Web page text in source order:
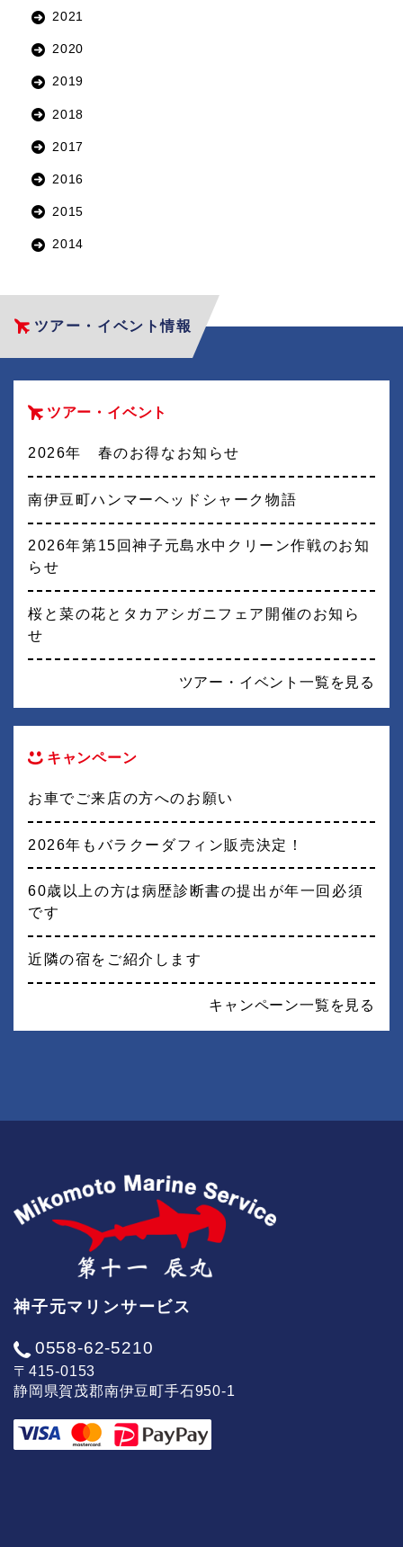
2021
2020
2019
2018
2017
2016
2015
2014
ツアー・イベント情報
ツアー・イベント
2026年 春のお得なお知らせ
南伊豆町ハンマーヘッドシャーク物語
2026年第15回神子元島水中クリーン作戦のお知
らせ
桜と菜の花とタカアシガニフェア開催のお知ら
せ
ツアー・イベント一覧を見る
キャンペーン
お車でご来店の方へのお願い
2026年もバラクーダフィン販売決定！
60歳以上の方は病歴診断書の提出が年一回必須
です
近隣の宿をご紹介します
キャンペーン一覧を見る
神子元マリンサービス
0558-62-5210
〒415-0153
静岡県賀茂郡南伊豆町手石950-1